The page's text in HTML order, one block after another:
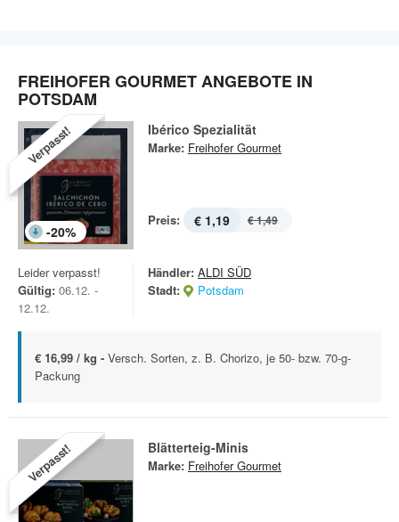
FREIHOFER GOURMET ANGEBOTE IN
POTSDAM
Verpasst!
-20%
Ibérico Spezialität
Marke: Freihofer Gourmet
Preis: € 1,19 € 1,49
Leider verpasst!
Gültig: 06.12. -
12.12.
Händler: ALDI SÜD
Stadt:
Potsdam
€ 16,99 / kg - Versch. Sorten, z. B. Chorizo, je 50- bzw. 70-g-
Packung
Verpasst! Blätterteig-Minis
Marke: Freihofer Gourmet